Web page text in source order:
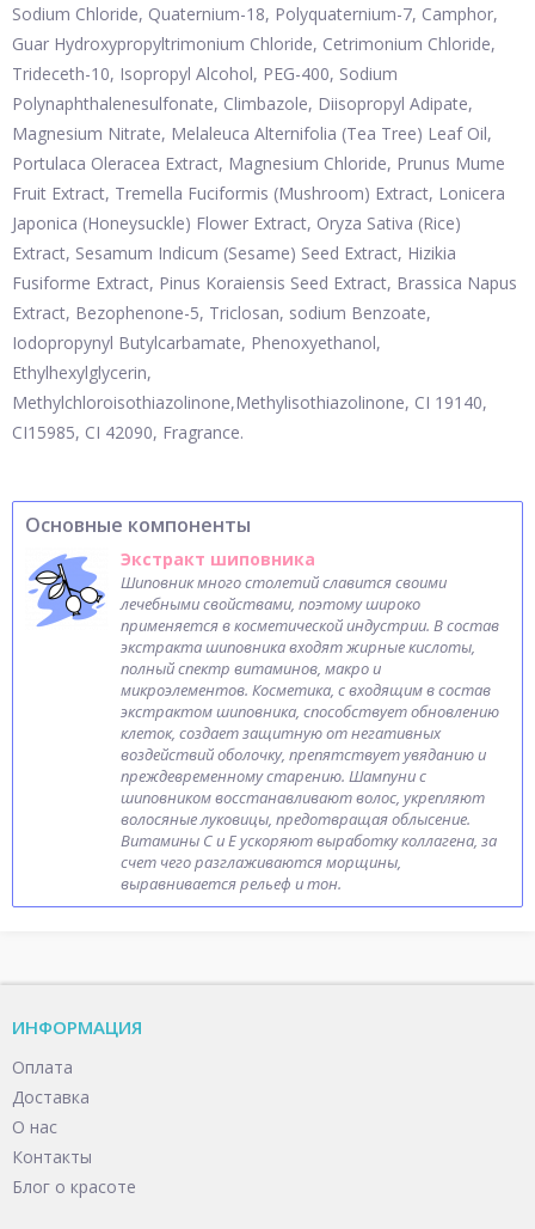
Sodium Chloride, Quaternium-18, Polyquaternium-7, Camphor,
Guar Hydroxypropyltrimonium Chloride, Cetrimonium Chloride,
Trideceth-10, Isopropyl Alcohol, PEG-400, Sodium
Polynaphthalenesulfonate, Climbazole, Diisopropyl Adipate,
Magnesium Nitrate, Melaleuca Alternifolia (Tea Tree) Leaf Oil,
Portulaca Oleracea Extract, Magnesium Chloride, Prunus Mume
Fruit Extract, Tremella Fuciformis (Mushroom) Extract, Lonicera
Japonica (Honeysuckle) Flower Extract, Oryza Sativa (Rice)
Extract, Sesamum Indicum (Sesame) Seed Extract, Hizikia
Fusiforme Extract, Pinus Koraiensis Seed Extract, Brassica Napus
Extract, Bezophenone-5, Triclosan, sodium Benzoate,
Iodopropynyl Butylcarbamate, Phenoxyethanol,
Ethylhexylglycerin,
Methylchloroisothiazolinone,Methylisothiazolinone, CI 19140,
CI15985, CI 42090, Fragrance.
Основные компоненты
Экстракт шиповника
Шиповник много столетий славится своими
лечебными свойствами, поэтому широко
применяется в косметической индустрии. В состав
экстракта шиповника входят жирные кислоты,
полный спектр витаминов, макро и
микроэлементов. Косметика, с входящим в состав
экстрактом шиповника, способствует обновлению
клеток, создает защитную от негативных
воздействий оболочку, препятствует увяданию и
преждевременному старению. Шампуни с
шиповником восстанавливают волос, укрепляют
волосяные луковицы, предотвращая облысение.
Витамины С и Е ускоряют выработку коллагена, за
счет чего разглаживаются морщины,
выравнивается рельеф и тон.
ИНФОРМАЦИЯ
Оплата
Доставка
О нас
Контакты
Блог о красоте